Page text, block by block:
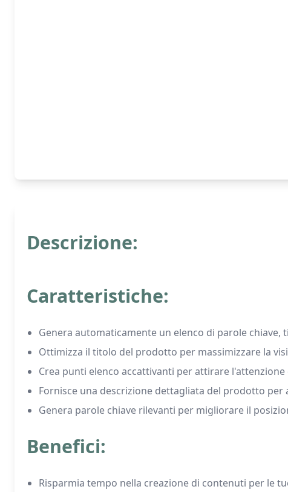
Descrizione:
Caratteristiche:
Genera automaticamente un elenco di parole
Ottimizza il titolo del prodotto per massimizzare la
Crea punti elenco accattivanti per attirare
Fornisce una descrizione dettagliata del prodotto per
Genera parole chiave rilevanti per migliorare il
Benefici:
Risparmia tempo nella creazione di contenuti per le